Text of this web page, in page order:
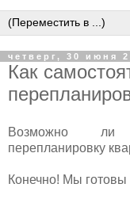
четверг, 30 июня
Как
Возможно ли
перепланировку
Конечно! Мы